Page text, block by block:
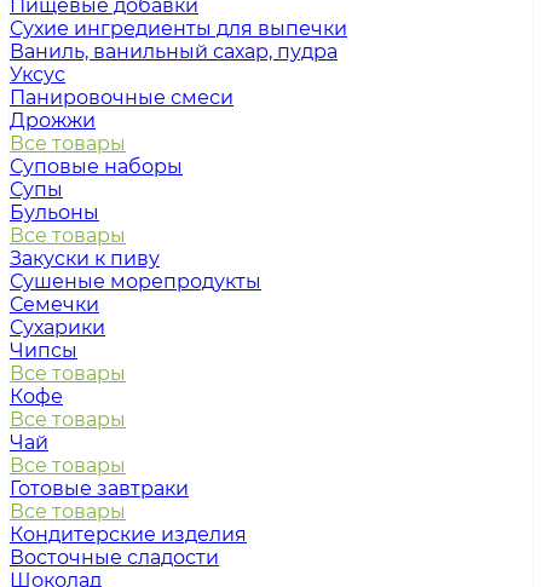
Пищевые добавки
Сухие ингредиенты для выпечки
Ваниль, ванильный сахар, пудра
Уксус
Панировочные смеси
Дрожжи
Все товары
Суповые наборы
Супы
Бульоны
Все товары
Закуски к пиву
Сушеные морепродукты
Семечки
Сухарики
Чипсы
Все товары
Кофе
Все товары
Чай
Все товары
Готовые завтраки
Все товары
Кондитерские изделия
Восточные сладости
Шоколад